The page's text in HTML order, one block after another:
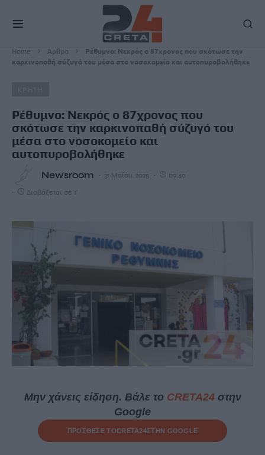
Home Άρθρα
Ρέθυμνο: Νεκρός ο 87χρονος που σκότωσε την
καρκινοπαθή σύζυγό του μέσα στο νοσοκομείο και αυτοπυροβολήθηκε
Ρέθυμνο: Νεκρός ο 87χρονος που
σκότωσε την καρκινοπαθή σύζυγό του
μέσα στο νοσοκομείο και
αυτοπυροβολήθηκε
Newsroom 31 Μαΐου, 2025 09:40
Διαβάζεται σε 1'
Μην χάνεις είδηση. Βάλε το CRETA24στην
Google
ΠΡΟΣΘΕΣΕ ΤΟCRETA24ΣΤΗΝ GOOGLE